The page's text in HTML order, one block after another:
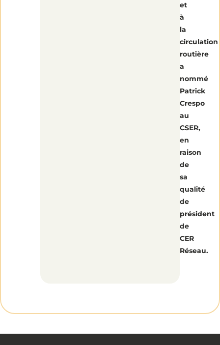
et
à
la
circulation
routière
a
nommé
Patrick
Crespo
au
CSER,
en
raison
de
sa
qualité
de
président
de
CER
Réseau.